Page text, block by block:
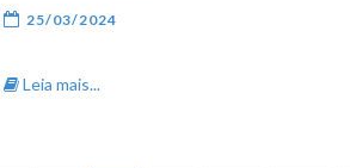
25/03/2024
Leia mais...